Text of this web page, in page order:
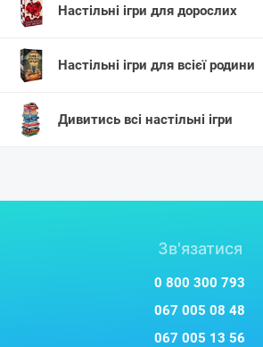
Настільні ігри для дорослих
Настільні ігри для всієї родини
Дивитись всі настільні ігри
Зв'язатися
0 800 300 793
067 005 08 48
067 005 13 56